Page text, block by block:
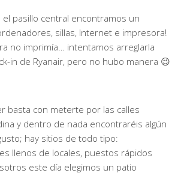
el pasillo central encontramos un
sillas, Internet e impresora!
no imprimía… intentamos arreglarla
in de Ryanair, pero no hubo manera 😉
basta con meterte por las calles
y dentro de nada encontraréis algún
hay sitios de todo tipo:
llenos de locales, puestos rápidos
este día elegimos un patio